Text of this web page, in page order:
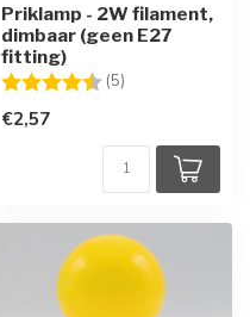
Priklamp - 2W filament,
dimbaar (geen E27
fitting)
Beoordeling: (5)
€2,57